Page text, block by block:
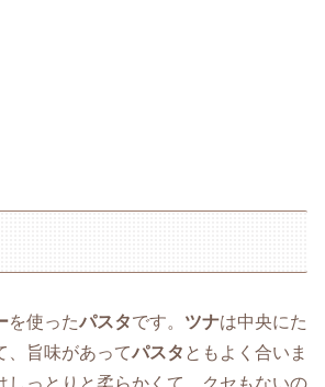
を使ったパスタです。 ツナは中央にた
、旨味があってパスタ ともよく合いま
しっとりと柔らかくて、クセもないの